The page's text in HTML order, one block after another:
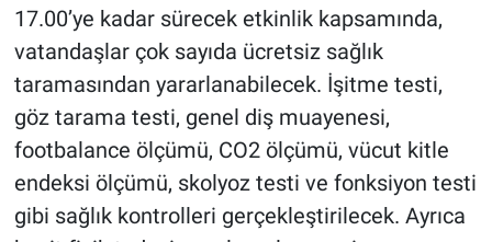
17.00’ye kadar sürecek etkinlik kapsamında,
vatandaşlar çok sayıda ücretsiz sağlık
taramasından yararlanabilecek. İşitme testi,
göz tarama testi, genel diş muayenesi,
footbalance ölçümü, CO2 ölçümü, vücut kitle
endeksi ölçümü, skolyoz testi ve fonksiyon testi
gibi sağlık kontrolleri gerçekleştirilecek. Ayrıca